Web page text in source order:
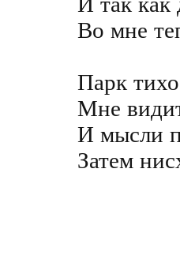
Во мне
Парк
Мне
И мысли
Затем